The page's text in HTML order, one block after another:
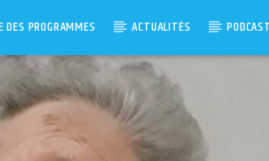
PROGRAMMES ACTUALITÉS